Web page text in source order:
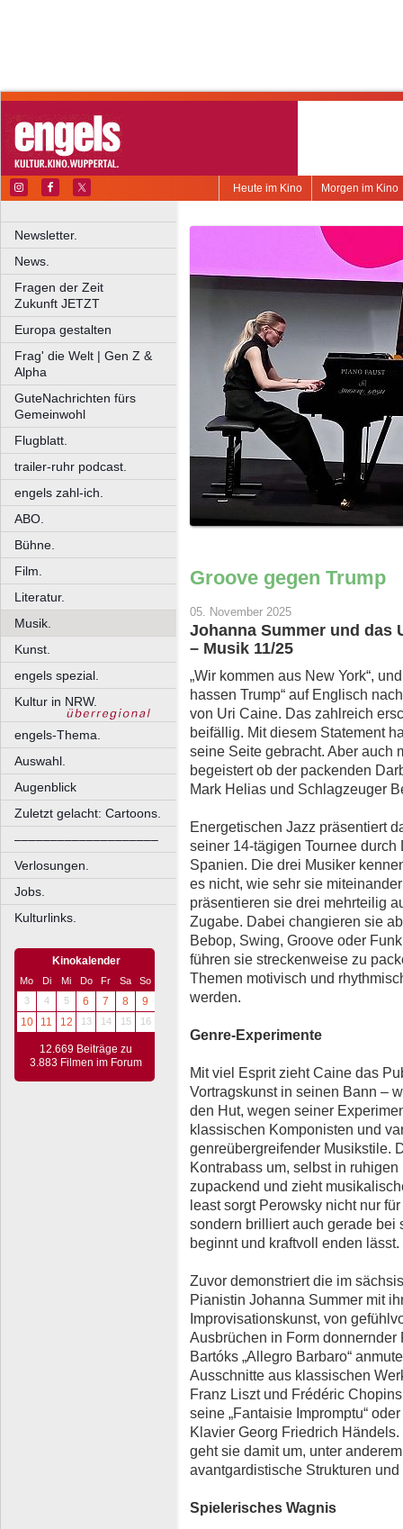
Morgen im Kino
Heute im Kino
Newsletter.
News.
Fragen der Zeit
Zukunft JETZT
Europa gestalten
Frag' die Welt | Gen Z &
Alpha
GuteNachrichten fürs
Gemeinwohl
Flugblatt.
trailer-ruhr podcast.
engels zahl-ich.
ABO.
Bühne.
Film.
Literatur.
Musik.
Kunst.
engels spezial.
Kultur in NRW.
engels-Thema.
Auswahl.
Augenblick
Zuletzt gelacht: Cartoons.
––––––––––––––––––––
Verlosungen.
Jobs.
Kulturlinks.
Kinokalender
Mo Di Mi Do Fr Sa
So
3
4 5 6 7 8
9
10
11 12 13 14 15 16
12.669 Beiträge zu
3.883 Filmen im Forum
Groove gegen Trump
05. November 2025
Johanna Summer und das
– Musik 11/25
„Wir kommen aus New York“,
hassen Trump“ auf Englisch
von Uri Caine. Das zahlreich
beifällig. Mit diesem Statement
seine Seite gebracht. Aber auch
begeistert ob der packenden
Mark Helias und Schlagzeuger
Energetischen Jazz präsentiert
seiner 14-tägigen Tournee
Spanien. Die drei Musiker
es nicht, wie sehr sie
präsentieren sie drei mehrteilig
Zugabe. Dabei changieren sie
Bebop, Swing, Groove oder
führen sie streckenweise zu
Themen motivisch und
werden.
Genre-Experimente
Mit viel Esprit zieht Caine das
Vortragskunst in seinen Bann –
den Hut, wegen seiner
klassischen Komponisten und
genreübergreifender Musikstile.
Kontrabass um, selbst in
zupackend und zieht
least sorgt Perowsky nicht nur
sondern brilliert auch gerade
beginnt und kraftvoll enden lässt.
Zuvor demonstriert die im
Pianistin Johanna Summer mit
Improvisationskunst, von
Ausbrüchen in Form
Bartóks „Allegro Barbaro“
Ausschnitte aus klassischen
Franz Liszt und Frédéric
seine „Fantaisie Impromptu“
Klavier Georg Friedrich
geht sie damit um, unter
avantgardistische Strukturen
Spielerisches Wagnis